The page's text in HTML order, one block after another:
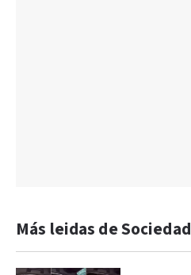
Más leidas de Sociedad